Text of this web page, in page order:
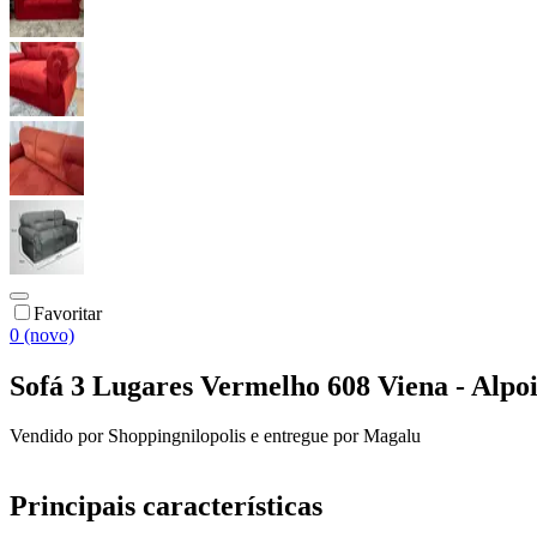
Favoritar
0 (novo)
Sofá 3 Lugares Vermelho 608 Viena -
Vendido por Shoppingnilopolis e entregue por Magalu
Principais características